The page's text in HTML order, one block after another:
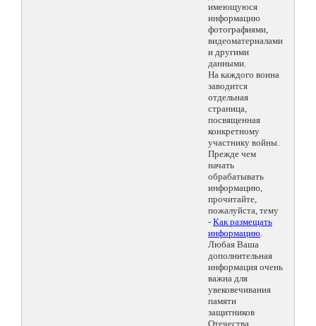
имеющуюся
информацию
фотографиями,
видеоматериалами
и другими
данными.
На каждого воина
заводится
отдельная
страница,
посвященная
конкретному
участнику войны.
Прежде чем
начать
обрабатывать
информацию,
прочитайте,
пожалуйста, тему
- Как размещать
информацию.
Любая Ваша
дополнительная
информация очень
важна для
увековечивания
памяти
защитников
Отечества.